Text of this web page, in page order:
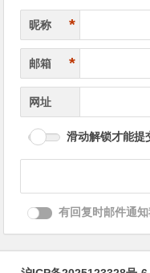
昵称 *
邮箱 *
网址
滑动解锁才能提
有回复时邮件通